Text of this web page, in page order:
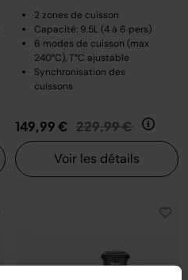
2 zones de cuisson
Capacité: 9.5L (4 à 6 pers)
6 modes de cuisson (max
240°C), T°C ajustable
Synchronisation des
cuissons
149,99 € Prix réduit de
229,99 € au
Voir les détails